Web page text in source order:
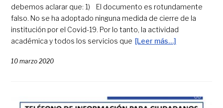
debemos aclarar que: 1) El documento es rotundamente
falso. No se ha adoptado ninguna medida de cierre de la
institución por el Covid-19. Por lo tanto, la actividad
académica y todos los servicios que [Leer más…]
10 marzo 2020